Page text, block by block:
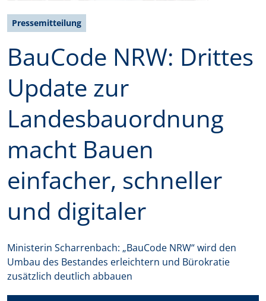
Pressemitteilung
BauCode NRW: Drittes
Update zur
Landesbauordnung
macht Bauen
einfacher, schneller
und digitaler
Ministerin Scharrenbach: „BauCode NRW“ wird den
Umbau des Bestandes erleichtern und Bürokratie
zusätzlich deutlich abbauen